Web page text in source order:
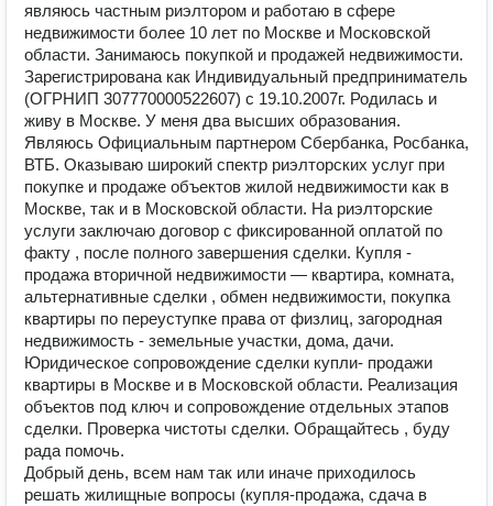
являюсь частным риэлтором и работаю в сфере
недвижимости более 10 лет по Москве и Московской
области. Занимаюсь покупкой и продажей недвижимости.
Зарегистрирована как Индивидуальный предприниматель
(ОГРНИП 307770000522607) с 19.10.2007г. Родилась и
живу в Москве. У меня два высших образования.
Являюсь Официальным партнером Сбербанка, Росбанка,
ВТБ. Оказываю широкий спектр риэлторских услуг при
покупке и продаже объектов жилой недвижимости как в
Москве, так и в Московской области. На риэлторские
услуги заключаю договор с фиксированной оплатой по
факту , после полного завершения сделки. Купля -
продажа вторичной недвижимости — квартира, комната,
альтернативные сделки , обмен недвижимости, покупка
квартиры по переуступке права от физлиц, загородная
недвижимость - земельные участки, дома, дачи.
Юридическое сопровождение сделки купли- продажи
квартиры в Москве и в Московской области. Реализация
объектов под ключ и сопровождение отдельных этапов
сделки. Проверка чистоты сделки. Обращайтесь , буду
рада помочь.
Добрый день, всем нам так или иначе приходилось
решать жилищные вопросы (купля-продажа, сдача в